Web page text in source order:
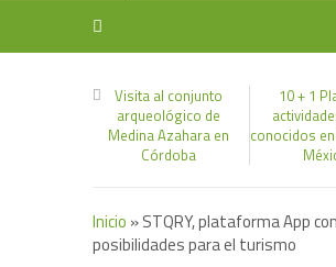
Visita al conjunto
arqueológico de
Medina Azahara en
Córdoba
10 + 1
conocidos
Inicio »STQRY, plataforma App
posibilidades para el turismo